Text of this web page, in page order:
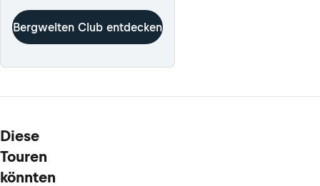
Bergwelten Club entdecken
Diese
Touren
könnten